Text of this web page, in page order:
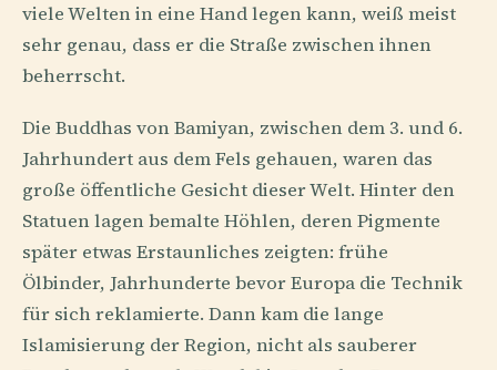
viele Welten in eine Hand legen kann, weiß meist
sehr genau, dass er die Straße zwischen ihnen
beherrscht.
Die Buddhas von Bamiyan, zwischen dem 3. und 6.
Jahrhundert aus dem Fels gehauen, waren das
große öffentliche Gesicht dieser Welt. Hinter den
Statuen lagen bemalte Höhlen, deren Pigmente
später etwas Erstaunliches zeigten: frühe
Ölbinder, Jahrhunderte bevor Europa die Technik
für sich reklamierte. Dann kam die lange
Islamisierung der Region, nicht als sauberer